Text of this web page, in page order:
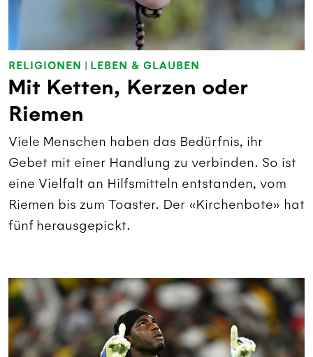
RELIGIONEN | LEBEN & GLAUBEN
Mit Ketten, Kerzen oder
Riemen
Viele Menschen haben das Bedürfnis, ihr
Gebet mit einer Handlung zu verbinden. So ist
eine Vielfalt an Hilfsmitteln entstanden, vom
Riemen bis zum Toaster. Der «Kirchenbote» hat
fünf herausgepickt.